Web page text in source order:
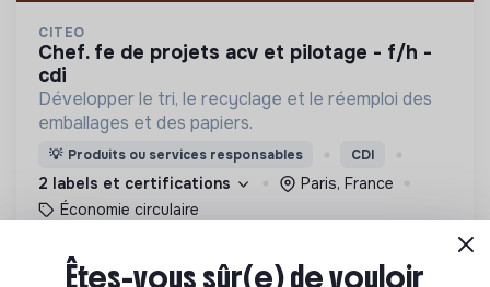
CITEO
chef. fe de projets acv et pilotage - f/h -
cdi
Développer le tri, le recyclage et le réemploi des
emballages et des papiers.
💡 Produits ou services responsables CDI
2 labels et certifications
Paris, France
Économie circulaire
Êtes-vous sûr(e) de vouloir